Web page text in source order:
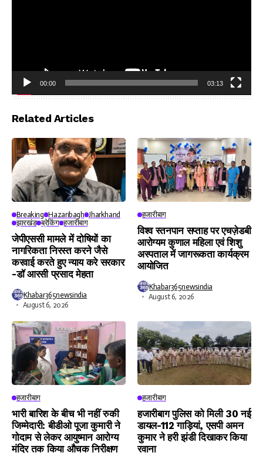
Player
00:00 03:13
Related Articles
Breaking Hazaribagh Jharkhand
झारखंड ब्रेकिंग हजारीबाग
जेपीएससी मामले में दोषियों का
नागरिकता निरस्त करने जैसे
करवाई करते हुए न्याय करे सरकार
-डॉ आरसी प्रसाद मेहता
Khabar365newsindia
August 6, 2026
हजारीबाग
विश्व स्तनपान सप्ताह पर एचज़ेडबी
आरोग्यम कुणाल महिला एवं शिशु
अस्पताल में जागरूकता कार्यक्रम
आयोजित
Khabar365newsindia
August 6, 2026
हजारीबाग
भारी बारिश के बीच भी नहीं रुकी
जिम्मेदारी: बीडीओ पूजा कुमारी ने
गोदाम से लेकर आयुष्मान आरोग्य
मंदिर तक किया औचक निरीक्षण
हजारीबाग
हजारीबाग पुलिस को मिली 30 नई
डायल-112 गाड़ियां, एसपी अमन
कुमार ने हरी झंडी दिखाकर किया
रवाना